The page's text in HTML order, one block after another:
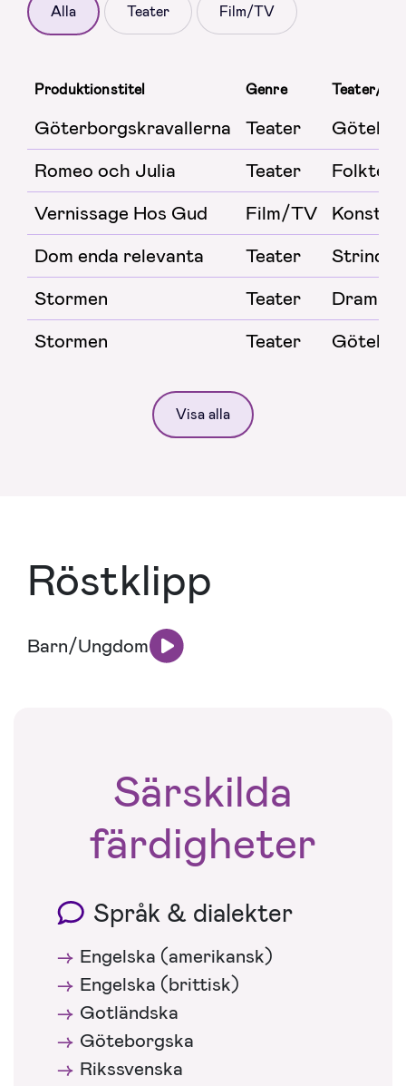
Alla Teater Film/TV
Produktionstitel Genre Teater/
Göterborgskravallerna Teater
Romeo och Julia
Teater
Vernissage Hos Gud
Film/TV
Dom enda relevanta
Teater
Stormen
Teater
Stormen
Teater
Visa alla
Röstklipp
Barn/Ungdom
Särskilda
färdigheter
Språk & dialekter
Engelska (amerikansk)
Engelska (brittisk)
Gotländska
Göteborgska
Rikssvenska